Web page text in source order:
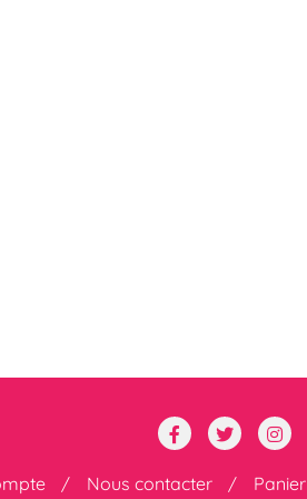
Nous contacter Panier